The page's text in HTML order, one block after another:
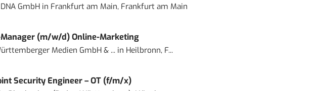
GmbHin Frankfurt am Main, Frankfurt am Main
(m/w/d) Online-Marketing
Medien GmbH & ...in Heilbronn, F...
Security Engineer – OT (f/m/x)